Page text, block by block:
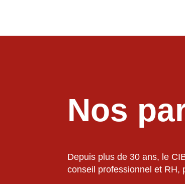
Nos
Depuis plus de 30 ans, le
conseil professionnel et RH,